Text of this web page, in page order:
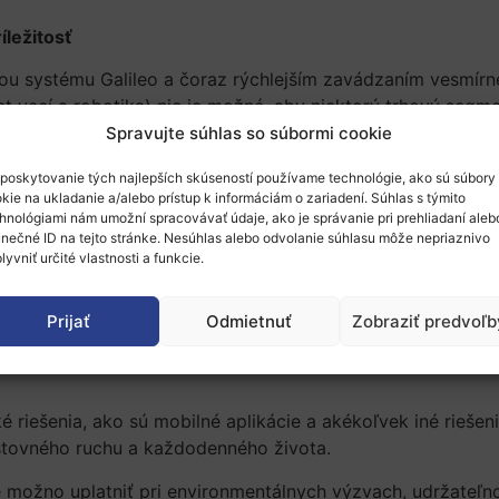
Spravujte súhlas so súbormi cookie
tých najlepších skúseností používame technológie, ako sú súbory
na ukladanie a/alebo prístup k informáciám o zariadení. Súhlas s týmito
nám umožní spracovávať údaje, ako je správanie pri prehliadaní
ID na tejto stránke. Nesúhlas alebo odvolanie súhlasu môže nepriaznivo
určité vlastnosti a funkcie.
Prijať Odmietnuť Zobraziť
systému Galileo a čoraz rýchlejším zavádzaním
vecí a robotika) nie je možné, aby niektorý trhový
produktov a služieb.
pozostáva z dvoch na sebe nezávislých a
úspechu u zákazníka – sa zameriava na rozvinutie
k produktu/vstupu na trh – sa zameriava na
využitím a integráciou satelitných údajov a služieb EÚ
mobility vo všetkých druhoch dopravy s cieľom
riešenia, ako sú mobilné aplikácie a akékoľvek iné
ruchu a každodenného života.
možno uplatniť pri environmentálnych výzvach,